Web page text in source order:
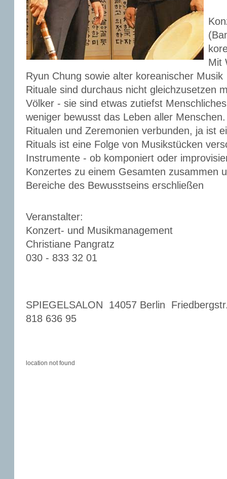
Mit
Ryun Chung sowie alter koreanischer Musik
Rituale sind durchaus nicht gleichzusetzen
Völker - sie sind etwas zutiefst
weniger bewusst das Leben aller
Ritualen und Zeremonien verbunden, ja ist
Rituals ist eine Folge von Musikstücken
Instrumente - ob komponiert oder
Konzertes zu einem Gesamten zusammen
Bereiche des Bewusstseins erschließen
Veranstalter:
Konzert- und Musikmanagement
Christiane Pangratz
030 - 833 32 01
SPIEGELSALON 14057 Berlin
818 636 95
location not found